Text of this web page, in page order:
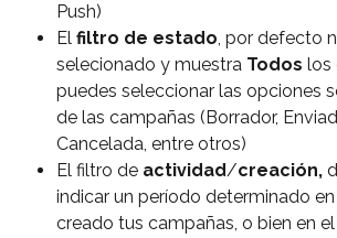
Push)
El filtro de estado, por defecto
selecionado y muestra Todos los
puedes seleccionar las opciones
de las campañas (Borrador,
Cancelada, entre otros)
El filtro de actividad/creación,
indicar un período determinado
creado tus campañas, o bien en